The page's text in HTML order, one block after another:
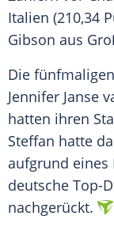
Italien (210,34
Gibson aus
Die
Jennifer Janse
hatten ihren
Steffan hatte
aufgrund eines
deutsche Top-
nachgerückt.